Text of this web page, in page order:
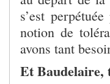
s’est
notion de
avons tant
Et Baudelaire,